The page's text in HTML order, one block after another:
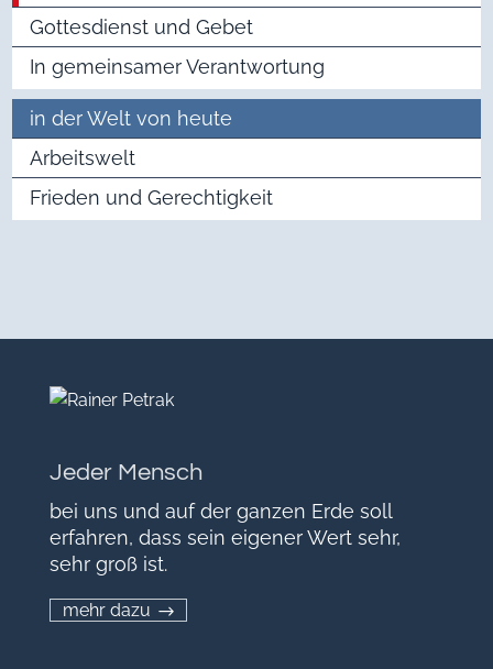
Gottesdienst und Gebet
In gemeinsamer Verantwortung
in der Welt von heute
Arbeitswelt
Frieden und Gerechtigkeit
Jeder Mensch
bei uns und auf der ganzen Erde soll
erfahren, dass sein eigener Wert sehr,
sehr groß ist.
mehr dazu